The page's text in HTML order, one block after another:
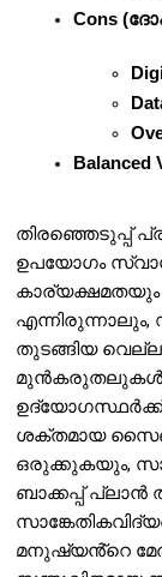
Cons
തിരഞ്ഞെടുപ്പ്
ഉപയോഗം
കാര്യക്ഷമതയും
എന്നിരുന്നാലും,
തുടങ്ങിയ
മുൻകരുതലുകൾ
ശക്തമായ
ഒരുക്കുകയും,
ബാക്കപ്പ്
മനുഷ്യൻ്റെ